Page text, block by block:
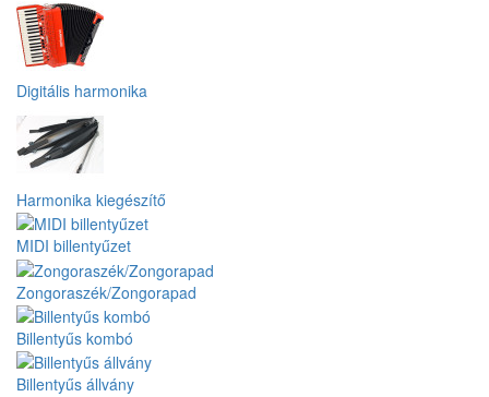
Digitális harmonika
Harmonika kiegészítő
MIDI billentyűzet
Zongoraszék/Zongorapad
Billentyűs kombó
Billentyűs állvány